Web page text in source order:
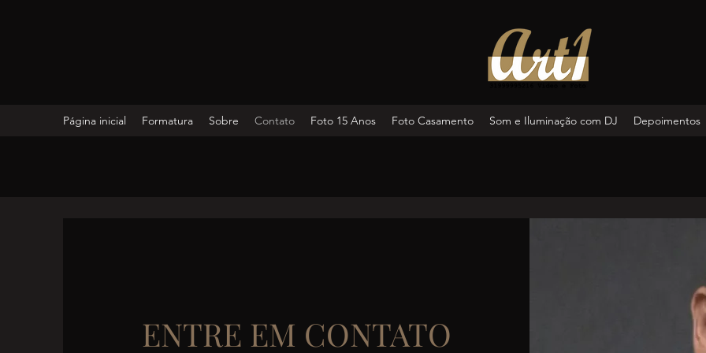
Página inicial Formatura Sobre Contato Foto 15 Anos Foto Casamento Som e Iluminação com DJ Depoimentos
ENTRE EM CONTATO